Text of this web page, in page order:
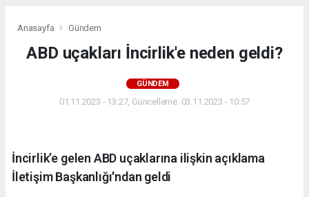
Anasayfa Gündem
ABD uçakları İncirlik'e neden geldi?
GÜNDEM
01.11.2023 - 13:27, Güncelleme: 03.11.2023 - 10:57
İncirlik’e gelen ABD uçaklarına ilişkin açıklama
İletişim Başkanlığı'ndan geldi